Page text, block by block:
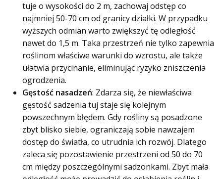
tuje o wysokości do 2 m, zachowaj odstęp co
najmniej 50-70 cm od granicy działki. W przypadku
wyższych odmian warto zwiększyć tę odległość
nawet do 1,5 m. Taka przestrzeń nie tylko zapewnia
roślinom właściwe warunki do wzrostu, ale także
ułatwia przycinanie, eliminując ryzyko zniszczenia
ogrodzenia.
Gęstość nasadzeń: Zdarza się, że niewłaściwa
gęstość sadzenia tuj staje się kolejnym
powszechnym błędem. Gdy rośliny są posadzone
zbyt blisko siebie, ograniczają sobie nawzajem
dostęp do światła, co utrudnia ich rozwój. Dlatego
zaleca się pozostawienie przestrzeni od 50 do 70
cm między poszczególnymi sadzonkami. Zbyt mała